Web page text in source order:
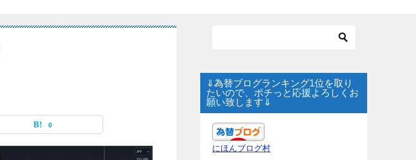
0
⇓為替ブログランキング1位を取り
たいので、ポチっと応援よろしくお
願い致します⇓
にほんブログ村